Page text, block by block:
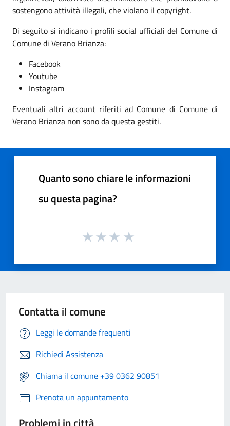
sostengono attività illegali, che violano il copyright.
Di seguito si indicano i profili social ufficiali del Comune di
Comune di Verano Brianza:
Facebook
Youtube
Instagram
Eventuali altri account riferiti ad Comune di Comune di
Verano Brianza non sono da questa gestiti.
Quanto sono chiare le informazioni
su questa pagina?
Contatta il comune
Leggi le domande frequenti
Richiedi Assistenza
Chiama il comune +39 0362 90851
Prenota un appuntamento